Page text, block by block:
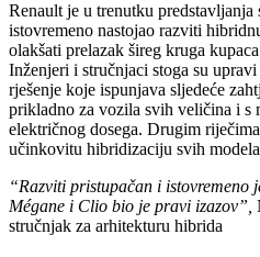
Renault je u trenutku
istovremeno nastojao razviti
olakšati prelazak šireg kruga
Inženjeri i stručnjaci stoga su
rješenje koje ispunjava sljedeće
prikladno za vozila svih veličina i s
električnog dosega. Drugim
učinkovitu hibridizaciju svih
“Razviti pristupačan i istovremeno
Mégane i Clio bio je pravi izazov”,
stručnjak za arhitekturu hibrida